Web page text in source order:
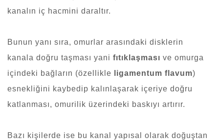
kanalın iç hacmini daraltır.
Bunun yanı sıra, omurlar arasındaki disklerin
kanala doğru taşması yani fıtıklaşması ve omurga
içindeki bağların (özellikle
ligamentum flavum)
esnekliğini kaybedip kalınlaşarak içeriye doğru
katlanması, omurilik üzerindeki baskıyı artırır.
Bazı kişilerde ise bu kanal yapısal olarak doğuştan